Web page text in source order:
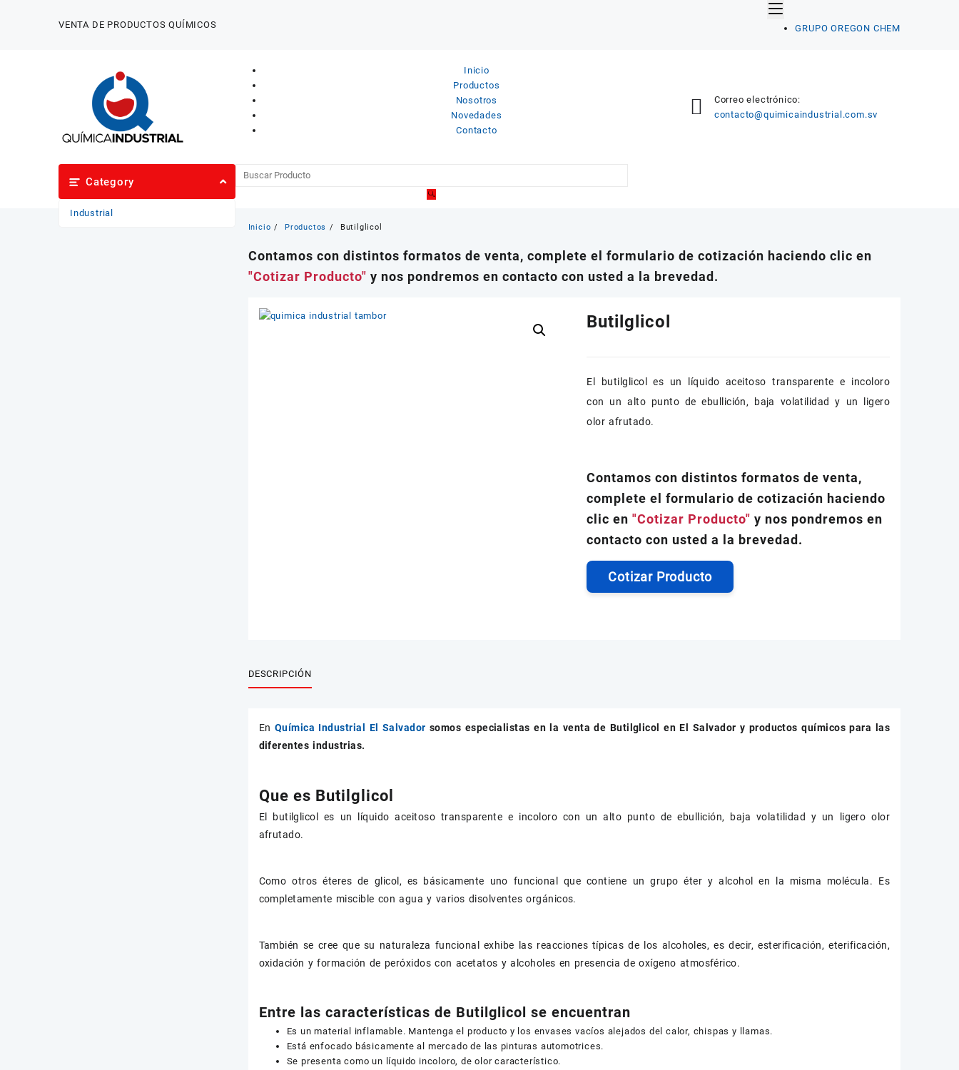
VENTA DE PRODUCTOS QUÍMICOS GRUPO OREGON CHEM
Inicio
Productos
Nosotros
Novedades
Contacto
Correo electrónico:
contacto@quimicaindustrial.com.sv
Category
Industrial
Inicio Productos Butilglicol
Contamos con distintos formatos de venta, complete el formulario de cotización haciendo clic en
"Cotizar Producto" y nos pondremos en contacto con usted a la brevedad.
Butilglicol
El butilglicol es un líquido aceitoso transparente e incoloro
con un alto punto de ebullición, baja volatilidad y un ligero
olor afrutado.
Contamos con distintos formatos de venta,
complete el formulario de cotización haciendo
clic en"Cotizar Producto" y nos pondremos en
contacto con usted a la brevedad.
Cotizar Producto
DESCRIPCIÓN
En Química Industrial El Salvador somos especialistas en la venta de Butilglicolen El Salvador y productos químicos para las
diferentes industrias.
Que es Butilglicol
El butilglicol es un líquido aceitoso transparente e incoloro con un alto punto de ebullición, baja volatilidad y un ligero olor
afrutado.
Como otros éteres de glicol, es básicamente uno funcional que contiene un grupo éter y alcohol en la misma molécula. Es
completamente miscible con agua y varios disolventes orgánicos.
También se cree que su naturaleza funcional exhibe las reacciones típicas de los alcoholes, es decir, esterificación, eterificación,
oxidación y formación de peróxidos con acetatos y alcoholes en presencia de oxígeno atmosférico.
Entre las características de Butilglicol se encuentran
Es un material inflamable. Mantenga el producto y los envases vacíos alejados del calor, chispas y llamas.
Está enfocado básicamente al mercado de las pinturas automotrices.
Se presenta como un líquido incoloro, de olor característico.